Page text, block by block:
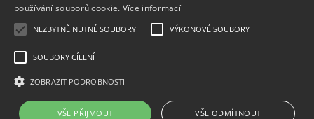
Textový obsah je zveřejněn pod licencíCreative Commons BY
uvedeny u těchto materiálů.
Powered by
používání souborů cookie. Více informací
NEZBYTNĚ NUTNÉ SOUBORY VÝKONOVÉ SOUBORY
SOUBORY CÍLENÍ
ZOBRAZIT PODROBNOSTI
VŠE PŘIJMOUT VŠE ODMÍTNOUT